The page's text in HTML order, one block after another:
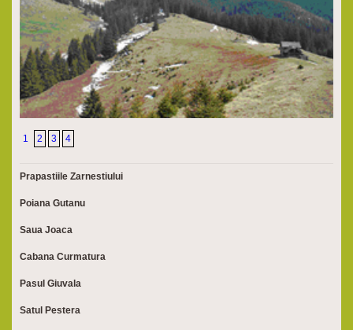
1 2 3 4
Prapastiile Zarnestiului
Poiana Gutanu
Saua Joaca
Cabana Curmatura
Pasul Giuvala
Satul Pestera